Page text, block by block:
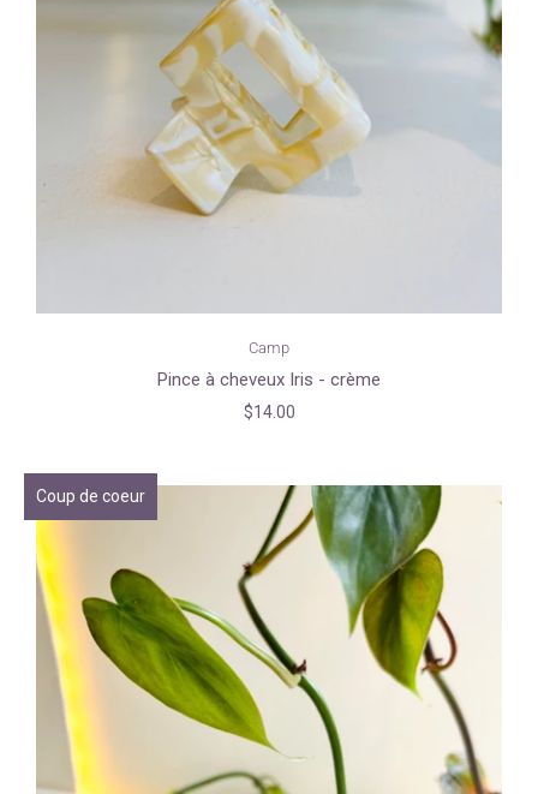
Camp
Pince à cheveux Iris - crème
$14.00
Coup de coeur